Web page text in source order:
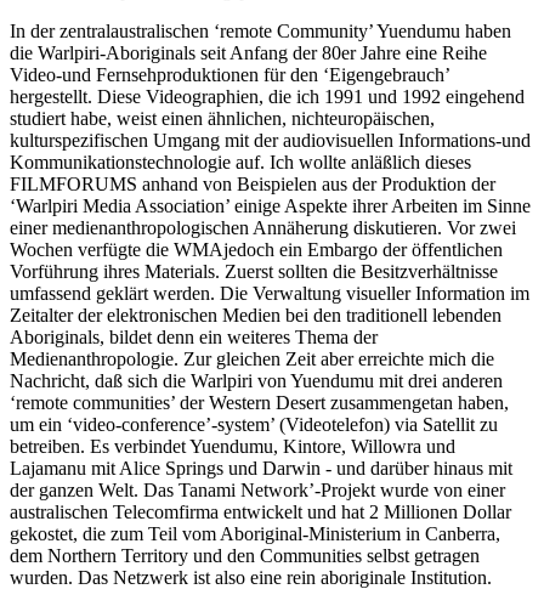
In der zentralaustralischen ‘remote Community’ Yuendumu haben
die Warlpiri-Aboriginals seit Anfang der 80er Jahre eine Reihe
Video-und Fernsehproduktionen für den ‘Eigengebrauch’
hergestellt. Diese Videographien, die ich 1991 und 1992 eingehend
studiert habe, weist einen ähnlichen, nichteuropäischen,
kulturspezifischen Umgang mit der audiovisuellen Informations-und
Kommunikationstechnologie auf. Ich wollte anläßlich dieses
FILMFORUMS anhand von Beispielen aus der Produktion der
‘Warlpiri Media Association’ einige Aspekte ihrer Arbeiten im Sinne
einer medienanthropologischen Annäherung diskutieren. Vor zwei
Wochen verfügte die WMAjedoch ein Embargo der öffentlichen
Vorführung ihres Materials. Zuerst sollten die Besitzverhältnisse
umfassend geklärt werden. Die Verwaltung visueller Information im
Zeitalter der elektronischen Medien bei den traditionell lebenden
Aboriginals, bildet denn ein weiteres Thema der
Medienanthropologie. Zur gleichen Zeit aber erreichte mich die
Nachricht, daß sich die Warlpiri von Yuendumu mit drei anderen
‘remote communities’ der Western Desert zusammengetan haben,
um ein ‘video-conference’-system’ (Videotelefon) via Satellit zu
betreiben. Es verbindet Yuendumu, Kintore, Willowra und
Lajamanu mit Alice Springs und Darwin - und darüber hinaus mit
der ganzen Welt. Das Tanami Network’-Projekt wurde von einer
australischen Telecomfirma entwickelt und hat 2 Millionen Dollar
gekostet, die zum Teil vom Aboriginal-Ministerium in Canberra,
dem Northern Territory und den Communities selbst getragen
wurden. Das Netzwerk ist also eine rein aboriginale Institution.